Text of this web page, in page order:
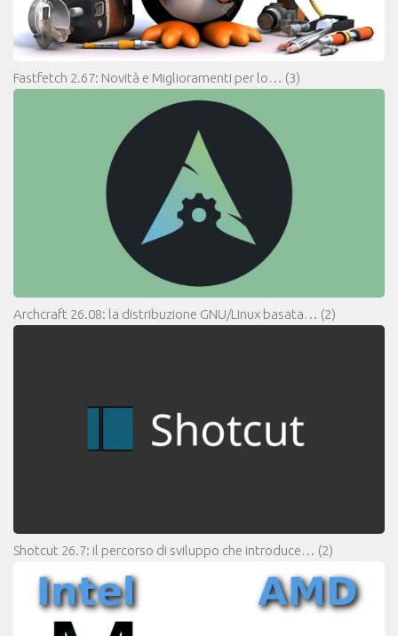
Fastfetch 2.67: Novità e Miglioramenti per lo… (3)
Archcraft 26.08: la distribuzione GNU/Linux basata… (2)
Shotcut 26.7: il percorso di sviluppo che introduce… (2)